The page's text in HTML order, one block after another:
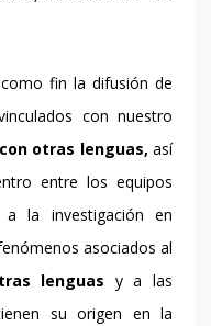
fin la difusión de
con nuestro
otras lenguas, así
entre los equipos
a la investigación en
asociados al
lenguas y a las
su origen en la